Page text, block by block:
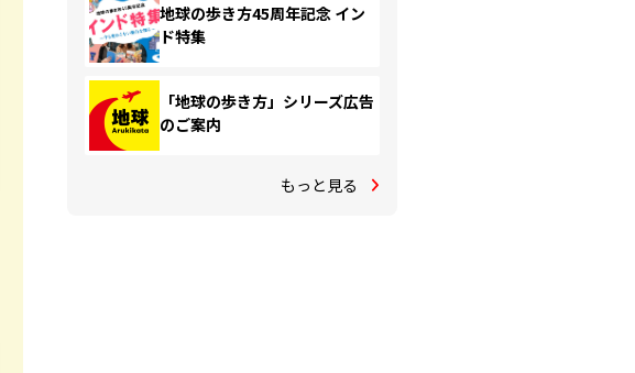
地球の歩き方45周年記念 イン
ド特集
「地球の歩き方」シリーズ広告
のご案内
もっと見る